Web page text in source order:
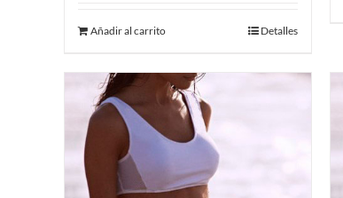
Añadir al carrito Detalles